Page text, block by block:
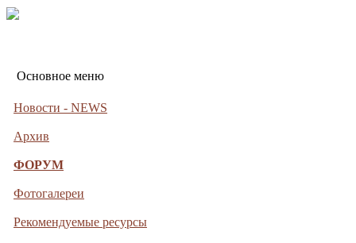
Основное меню
Новости - NEWS
Архив
ФОРУМ
Фотогалереи
Рекомендуемые ресурсы